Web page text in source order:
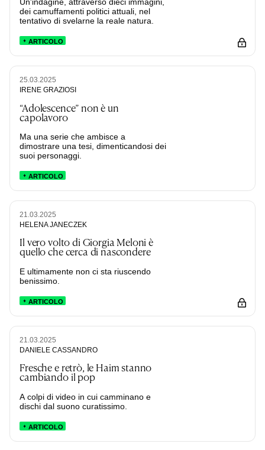
dei camuffamenti politici attuali, nel
tentativo di svelarne la reale natura.
ARTICOLO
25.03.2025
IRENE GRAZIOSI
“Adolescence” non è un
capolavoro
Ma una serie che ambisce a
dimostrare una tesi, dimenticandosi dei
suoi personaggi.
ARTICOLO
21.03.2025
HELENA JANECZEK
Il vero volto di Giorgia Meloni è
quello che cerca di nascondere
E ultimamente non ci sta riuscendo
benissimo.
ARTICOLO
21.03.2025
DANIELE CASSANDRO
Fresche e retrò, le Haim stanno
cambiando il pop
A colpi di video in cui camminano e
dischi dal suono curatissimo.
ARTICOLO